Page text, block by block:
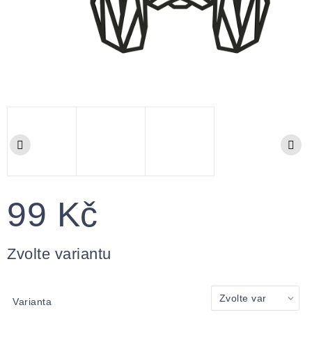
99 Kč
cena:
Zvolte variantu
Varianta